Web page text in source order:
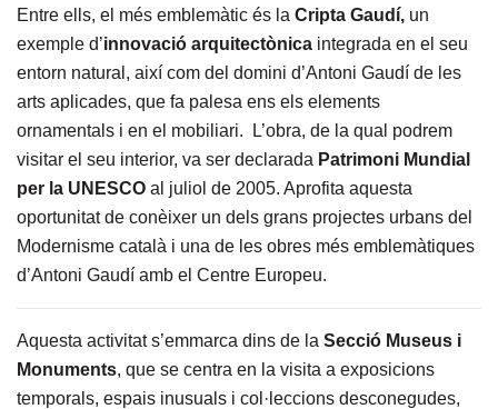
Entre ells, el més emblemàtic és la Cripta Gaudí, un
exemple d’innovació arquitectònica integrada en el seu
entorn natural, així com del domini d’Antoni Gaudí de les
arts aplicades, que fa palesa ens els elements
ornamentals i en el mobiliari. L’obra, de la qual podrem
visitar el seu interior, va ser declarada Patrimoni Mundial
per la UNESCO al juliol de 2005. Aprofita aquesta
oportunitat de conèixer un dels grans projectes urbans del
Modernisme català i una de les obres més emblemàtiques
d’Antoni Gaudí amb el Centre Europeu.
Aquesta activitat s’emmarca dins de la Secció Museus i
Monuments, que se centra en la visita a exposicions
temporals, espais inusuals i col·leccions desconegudes,